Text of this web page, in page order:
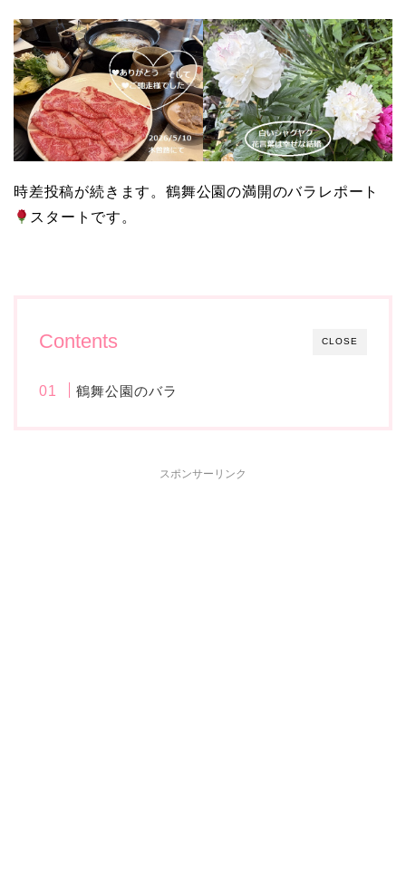
時差投稿が続きます。鶴舞公園の満開のバラレポート
スタートです。
CLOSE
Contents
鶴舞公園のバラ
スポンサーリンク